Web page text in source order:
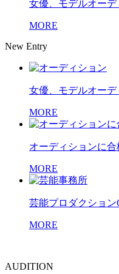
女優、モデルオー
MORE
New Entry
女優、モデルオー
MORE
オーディションに
MORE
芸能プロダクショ
MORE
AUDITION